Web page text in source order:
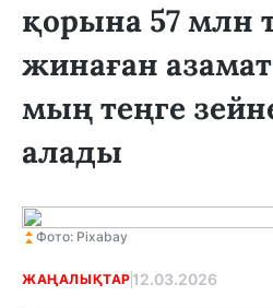
қорына 57 млн
жинаған
мың теңге
алады
Фото: Pixabay
ЖАҢАЛЫҚТАР 12.03.2026